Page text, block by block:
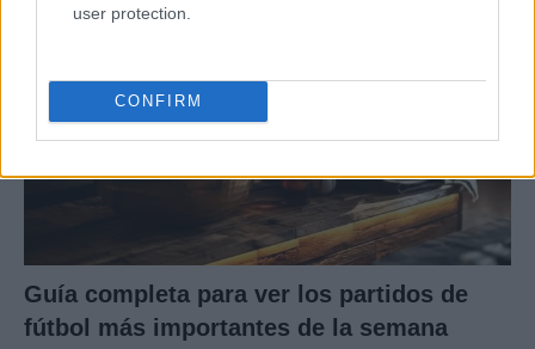
user protection.
CONFIRM
Guía completa para ver los partidos de
fútbol más importantes de la semana